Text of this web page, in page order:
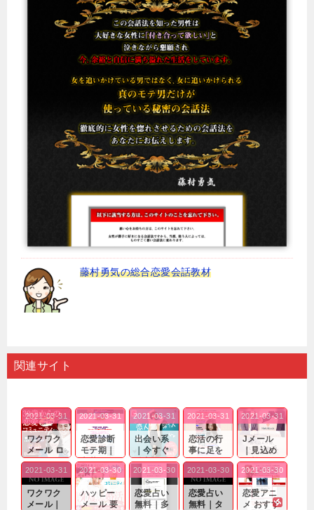
藤村勇気の総合恋愛会話教材
関連サイト
ワクワク
メール ロ
グイン pc
｜心の底
から真
剣...
2021-03-31
恋愛診断
モテ期｜
老若男女
問わ
ず…。
2021-03-31
出会い系
｜今すぐ
仲良くな
れる相手
探しをし
たいと...
2021-03-31
恋活の行
事に足を
運んでも
出会いの
チャンス
が訪れ...
2021-03-31
Jメール
｜見込め
る効果が
確実なも
のであっ
ても…...
2021-03-31
ワクワク
メール｜
2021-03-31
ハッピー
メール 要
2021-03-30
恋愛占い
無料｜多
2021-03-30
恋愛占い
無料｜タ
2021-03-30
恋愛アニ
メ おすす
2021-03-30